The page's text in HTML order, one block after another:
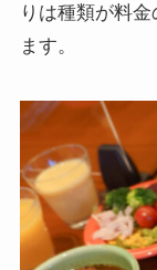
りは種類が料
ます。